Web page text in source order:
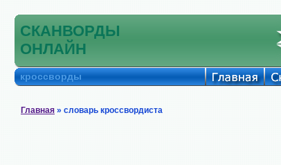
СКАНВОРДЫ
ОНЛАЙН
кроссворды
Главная » словарь кроссвордиста